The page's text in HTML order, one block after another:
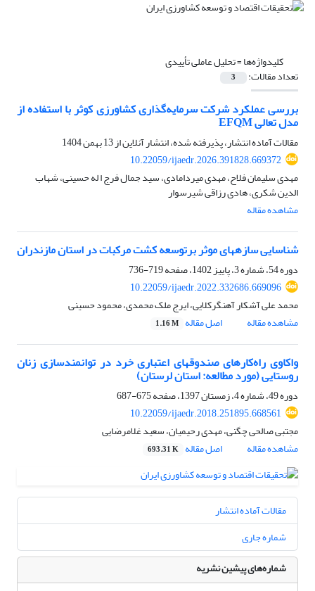
کلیدواژه‌ها =تحلیل عاملی تأییدی
تعداد مقالات: 3
بررسی عملکرد شرکت سرمایه‌گذاری کشاورزی کوثر با استفاده از
مدل تعالی EFQM
مقالات آماده انتشار، پذیرفته شده، انتشار آنلاین از13 بهمن 1404
10.22059/ijaedr.2026.391828.669372
مهدی سلیمان فلاح، مهدی میردامادی، سید جمال فرج ا له حسینی، شهاب
الدین شکری، هادی رزاقی شیرسوار
مشاهده مقاله
شناسایی سازههای موثر برتوسعه کشت مرکبات در استان مازندران
دوره 54، شماره 3، پاییز 1402، صفحه
719-736
10.22059/ijaedr.2022.332686.669096
محمد علی آشکار آهنگرکلایی، ایرج ملک محمدی، محمود حسینی
مشاهده مقاله
اصل مقاله 1.16 M
واکاوی راه‌کار‌های صندوق‏های اعتباری خرد در توانمندسازی زنان
روستایی (مورد مطالعه: استان لرستان)
دوره 49، شماره 4، زمستان 1397، صفحه
675-687
10.22059/ijaedr.2018.251895.668561
مجتبی صالحی چگنی، مهدی رحیمیان، سعید غلامرضایی
مشاهده مقاله
اصل مقاله 693.31 K
مقالات آماده انتشار
شماره جاری
شماره‌های پیشین نشریه